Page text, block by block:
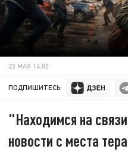
23 МАЯ 14:05
ПОДПИШИТЕСЬ:
"Находимся на
новости с места